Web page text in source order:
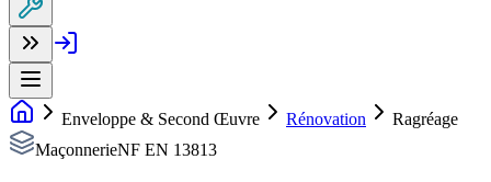
Enveloppe & Second Œuvre Rénovation
Ragréage
MaçonnerieNF EN 13813